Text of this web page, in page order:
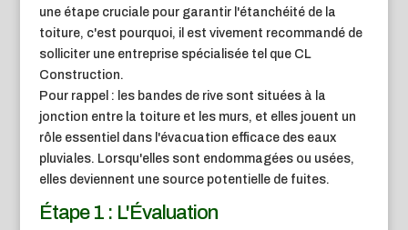
une étape cruciale pour garantir l'étanchéité de la
toiture, c'est pourquoi, il est vivement recommandé de
solliciter une entreprise spécialisée tel que CL
Construction.
Pour rappel : les bandes de rive sont situées à la
jonction entre la toiture et les murs, et elles jouent un
rôle essentiel dans l'évacuation efficace des eaux
pluviales. Lorsqu'elles sont endommagées ou usées,
elles deviennent une source potentielle de fuites.
Étape 1 : L'Évaluation